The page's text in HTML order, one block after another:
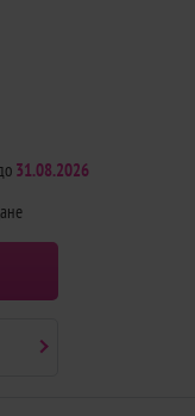
31.08.2026